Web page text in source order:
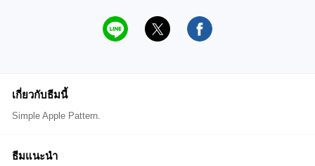
เกี่ยวกับธีมนี้
Simple Apple Pattern.
ธีมแนะนำ